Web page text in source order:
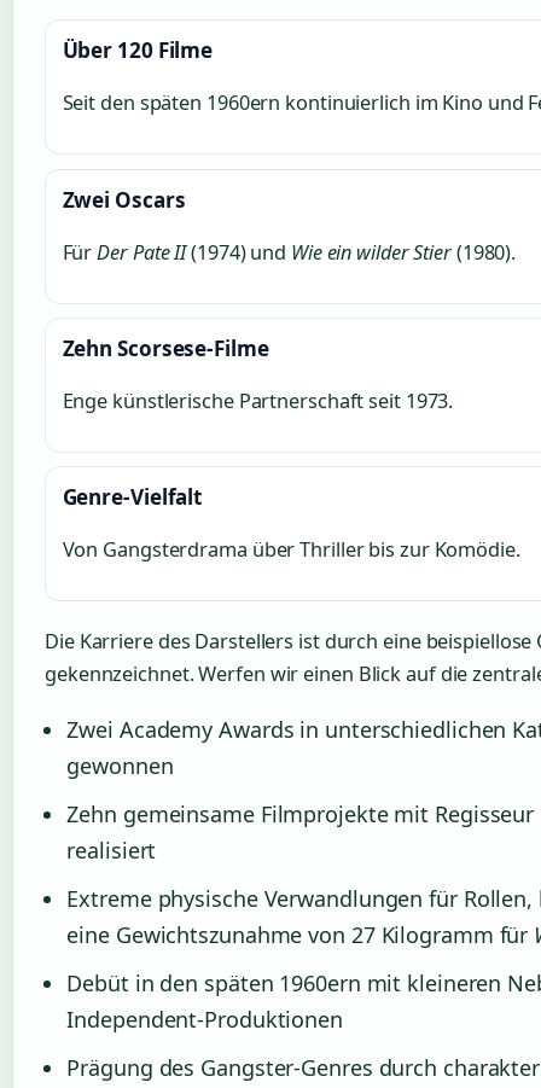
Über 120 Filme
Seit den späten 1960ern kontinuierlich im Kino und
Zwei Oscars
FürDer Pate II(1974) und Wie ein wilder Stier(1980).
Zehn Scorsese-Filme
Enge künstlerische Partnerschaft seit 1973.
Genre-Vielfalt
Von Gangsterdrama über Thriller bis zur Komödie.
Die Karriere des Darstellers ist durch eine beispiellose
gekennzeichnet. Werfen wir einen Blick auf die
Zwei Academy Awards in unterschiedlichen
gewonnen
Zehn gemeinsame Filmprojekte mit Regisseur
realisiert
Extreme physische Verwandlungen für
eine Gewichtszunahme von 27 Kilogramm für
Debüt in den späten 1960ern mit kleineren
Independent-Produktionen
Prägung des Gangster-Genres durch